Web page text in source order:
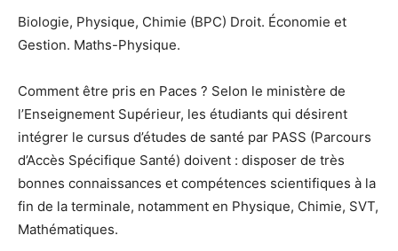
Biologie, Physique, Chimie (BPC) Droit. Économie et
Gestion. Maths-Physique.
Comment être pris en Paces ? Selon le ministère de
l’Enseignement Supérieur, les étudiants qui désirent
intégrer le cursus d’études de santé par PASS (Parcours
d’Accès Spécifique Santé) doivent : disposer de très
bonnes connaissances et compétences scientifiques à la
fin de la terminale, notamment en Physique, Chimie, SVT,
Mathématiques.